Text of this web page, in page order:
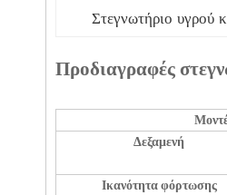
Στεγνωτήριο υγρού
Προδιαγραφές
Δεξαμενή
Ικανότητα φόρτωσης